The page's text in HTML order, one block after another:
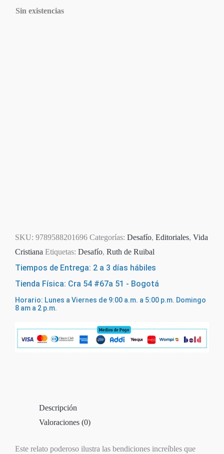
Sin existencias
SKU: 9789588201696 Categorías: Desafío, Editoriales, Vida
Cristiana Etiquetas: Desafío, Ruth de Ruibal
Tiempos de Entrega: 2 a 3 días hábiles
Tienda Física: Cra 54 #67a 51 - Bogotá
Horario: Lunes a Viernes de 9:00 a.m. a 5:00 p.m. Domingo
8 am a 2 p.m.
Descripción
Valoraciones (0)
Este relato poderoso ilustra las bendiciones increíbles que